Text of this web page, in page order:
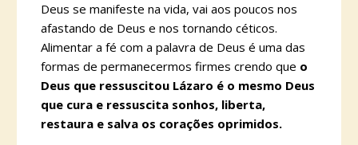
Deus se manifeste na vida, vai aos poucos nos
afastando de Deus e nos tornando céticos.
Alimentar a fé com a palavra de Deus é uma das
formas de permanecermos firmes crendo que o
Deus que ressuscitou Lázaro é o mesmo Deus
que cura e ressuscita sonhos, liberta,
restaura e salva os corações oprimidos.